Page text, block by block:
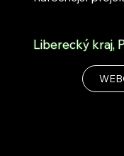
Liberecký kraj,